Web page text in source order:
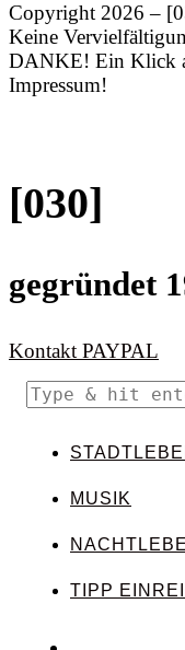
Copyright 2026 –
Keine
DANKE! Ein Klick
Impressum!
[030]
gegründet
Kontakt PAYPAL
MUSIK
TIPP